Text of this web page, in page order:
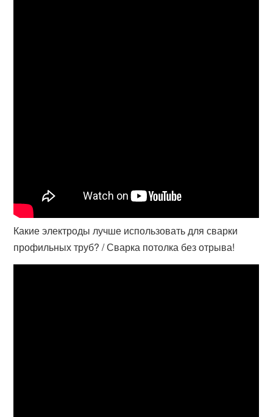
Какие электроды лучше использовать для сварки
профильных труб? / Сварка потолка без отрыва!